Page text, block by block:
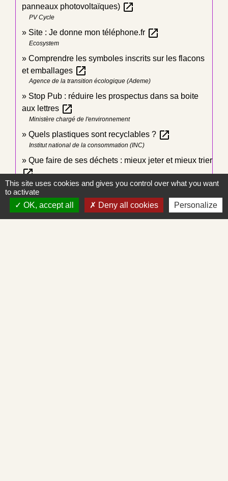
panneaux photovoltaïques) open_in_new
PV Cycle
Site : Je donne mon téléphone.fr open_in_new
Ecosystem
Comprendre les symboles inscrits sur les flacons
et emballages open_in_new
Agence de la transition écologique (Ademe)
Stop Pub : réduire les prospectus dans sa boite
aux lettres open_in_new
Ministère chargé de l'environnement
Quels plastiques sont recyclables ? open_in_new
Institut national de la consommation (INC)
Que faire de ses déchets : mieux jeter et mieux trier
open_in_new
Agence de la transition écologique (Ademe)
Signaler une erreur sur cette page
This site uses cookies and gives you control over what you want
to activate
OK, accept all
Deny all cookies Personalize